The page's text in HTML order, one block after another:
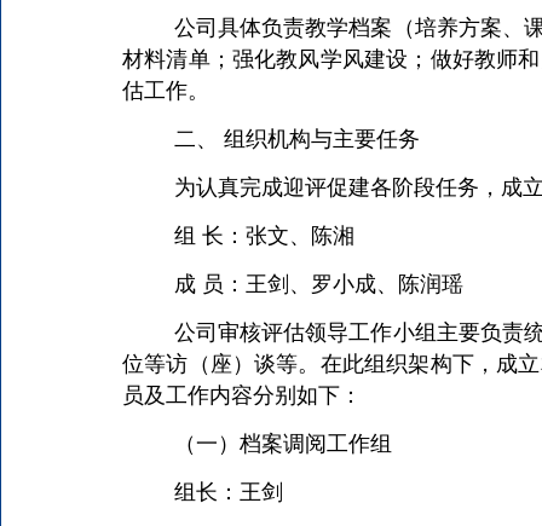
公司具体负责教学档案（培养方案、
材料清单；强化教风学风建设；做好教师
估工作。
二、 组织机构与主要任务
为认真完成迎评促建各阶段任务，成
组 长：张文、陈湘
成 员：王剑、罗小成、陈润瑶
公司审核评估领导工作小组主要负责
位等访（座）谈等。在此组织架构下，成
员及工作内容分别如下：
（一）档案调阅工作组
组长：王剑